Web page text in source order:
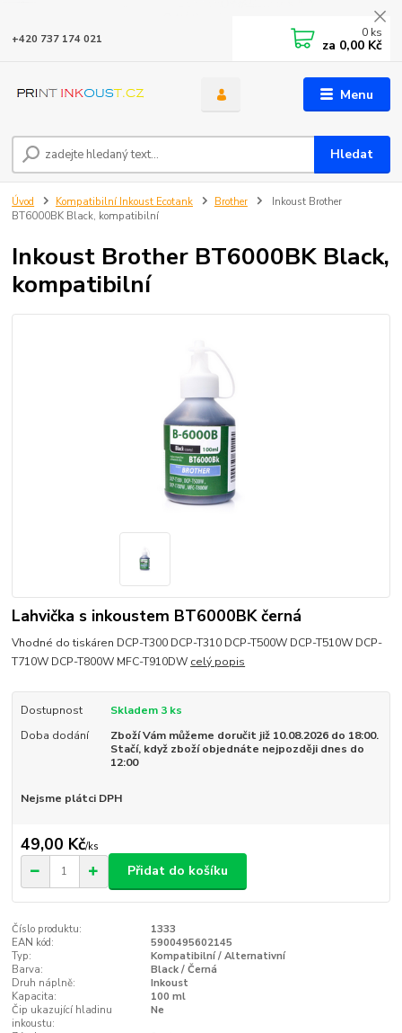
Menu
Hledat
+420 737 174 021 0 ks
za 0,00 Kč
Úvod Kompatibilní Inkoust Ecotank Brother
Inkoust Brother
BT6000BK Black, kompatibilní
Inkoust Brother BT6000BK Black,
kompatibilní
Lahvička s inkoustem BT6000BK černá
Vhodné do tiskáren DCP-T300 DCP-T310 DCP-T500W DCP-T510W DCP-
T710W DCP-T800W MFC-T910DW celý popis
Dostupnost
Skladem 3 ks
Doba dodání
Zboží Vám můžeme doručit již 10.08.2026 do 18:00.
Stačí, když zboží objednáte nejpozději dnes do
12:00
Nejsme plátci DPH
49,00 Kč/ks
Přidat do košíku
Číslo produktu:
1333
EAN kód:
5900495602145
Typ:
Kompatibilní / Alternativní
Barva:
Black / Černá
Druh náplně:
Inkoust
Kapacita:
100 ml
Čip ukazující hladinu
inkoustu:
Ne